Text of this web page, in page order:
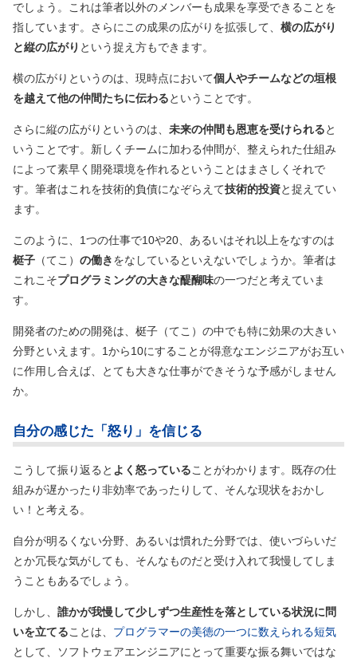
でしょう。これは筆者以外のメンバーも成果を享受できることを
指しています。さらにこの成果の広がりを拡張して、 横の広がり
と縦の広がり という捉え方もできます。
横の広がりというのは、現時点において個人やチームなどの垣根
を越えて他の仲間たちに伝わるということです。
さらに縦の広がりというのは、 未来の仲間も恩恵を受けられると
いうことです。新しくチームに加わる仲間が、整えられた仕組み
によって素早く開発環境を作れるということはまさしくそれで
す。筆者はこれを技術的負債になぞらえて技術的投資と捉えてい
ます。
このように、1つの仕事で10や20、あるいはそれ以上をなすのは
梃子 （てこ） の働きをなしているといえないでしょうか。筆者は
これこそプログラミングの大きな醍醐味の一つだと考えていま
す。
開発者のための開発は、梃子 （てこ） の中でも特に効果の大きい
分野といえます。1から10にすることが得意なエンジニアがお互い
に作用し合えば、とても大きな仕事ができそうな予感がしません
か。
自分の感じた「怒り」を信じる
こうして振り返ると よく怒っていることがわかります。既存の仕
組みが遅かったり非効率であったりして、そんな現状をおかし
い！と考える。
自分が明るくない分野、あるいは慣れた分野では、使いづらいだ
とか冗長な気がしても、そんなものだと受け入れて我慢してしま
うこともあるでしょう。
しかし、 誰かが我慢して少しずつ生産性を落としている状況に問
いを立てることは、 プログラマーの美徳の一つに数えられる短気
として、ソフトウェアエンジニアにとって重要な振る舞いではな